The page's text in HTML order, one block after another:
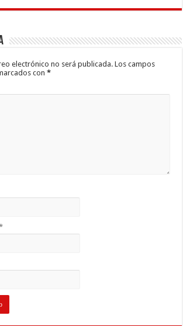
electrónico no será publicada. Los campos
con*